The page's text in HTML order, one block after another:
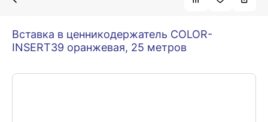
Вставка в ценникодержатель COLOR-
INSERT39 оранжевая, 25 метров